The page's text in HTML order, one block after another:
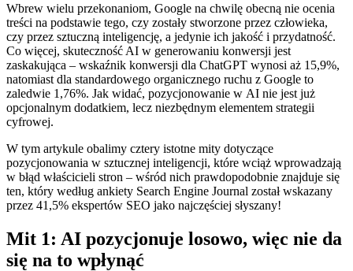
Wbrew wielu przekonaniom, Google na chwilę obecną nie ocenia
treści na podstawie tego, czy zostały stworzone przez człowieka,
czy przez sztuczną inteligencję, a jedynie ich jakość i przydatność.
Co więcej, skuteczność AI w generowaniu konwersji jest
zaskakująca – wskaźnik konwersji dla ChatGPT wynosi aż 15,9%,
natomiast dla standardowego organicznego ruchu z Google to
zaledwie 1,76%. Jak widać, pozycjonowanie w AI nie jest już
opcjonalnym dodatkiem, lecz niezbędnym elementem strategii
cyfrowej.
W tym artykule obalimy cztery istotne mity dotyczące
pozycjonowania w sztucznej inteligencji, które wciąż wprowadzają
w błąd właścicieli stron – wśród nich prawdopodobnie znajduje się
ten, który według ankiety Search Engine Journal został wskazany
przez 41,5% ekspertów SEO jako najczęściej słyszany!
Mit 1: AI pozycjonuje losowo, więc nie da
się na to wpłynąć